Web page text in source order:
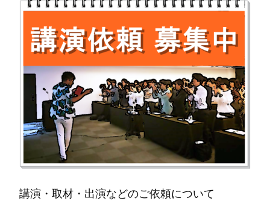
講演・取材・出演などのご依頼について